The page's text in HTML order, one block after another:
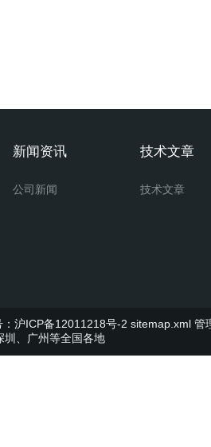
新闻资讯
公司新闻
技术文章
技术文章
：沪ICP备12011218号-2 sitemap.xml 管
圳、广州等全国各地